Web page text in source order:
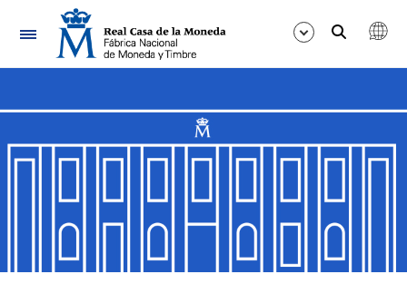
Navegación
Mostrar/Ocultar
Mostrar/Ocultar
Mostrar/Ocultar